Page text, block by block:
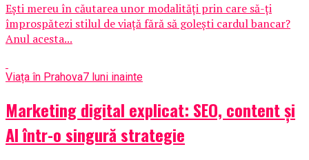
Ești mereu în căutarea unor modalități prin care să-ți
împrospătezi stilul de viață fără să golești cardul bancar?
Anul acesta...
Viața în Prahova7 luni inainte
Marketing digital explicat: SEO, content și
AI într-o singură strategie